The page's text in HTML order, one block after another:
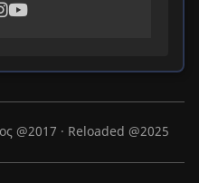
@2017 · Reloaded @2025